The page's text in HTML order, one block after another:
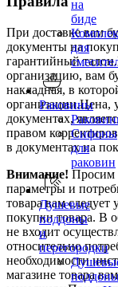
на
биде
для
Раковины
Сифоны
для
раковин
Душевые
поддоны
и
перегородки
При доставке вам
документы на
гарантийный
организацию, вам
накладная, в
организации.Цена,
документах,
правом
в документах на
Внимание! Просим
параметры и
товара вам
покупки товара. В
не входит
относительно
необходимости
магазине товара